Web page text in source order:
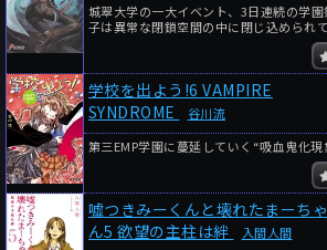
城翠大学の一大イベント、3日連続の学
子は異常な閉鎖空間の中に閉じ込められて
学校を出よう!6 VAMPIRE
SYNDROME
谷川流
第三EMP学園に蔓延していく“吸血鬼化現
嘘つきみーくんと壊れたまーちゃ
ん5 欲望の主柱は絆
入間人間